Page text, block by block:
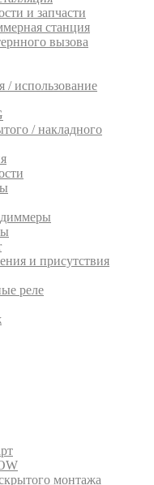
и запчасти
станция
вызова
/ использование
/ накладного
и присутствия
реле
монтажа